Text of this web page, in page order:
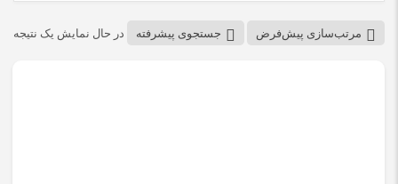
در حال نمایش یک نتیجه مرتب‌سازی پیش‌فرض جستجوی پیشرفته